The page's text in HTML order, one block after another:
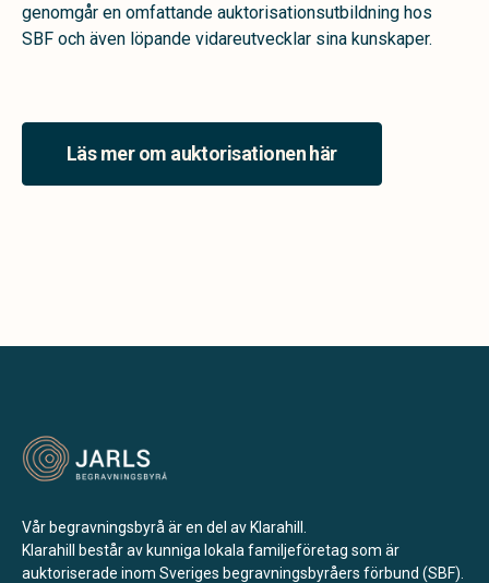
genomgår en omfattande auktorisationsutbildning hos
SBF och även löpande vidareutvecklar sina kunskaper.
Läs mer om auktorisationen här
Vår begravningsbyrå är en del av Klarahill.
Klarahill består av kunniga lokala familjeföretag som är
auktoriserade inom Sveriges begravningsbyråers förbund (SBF).